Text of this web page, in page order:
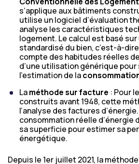
s’applique aux bâtiments
utilise un logiciel d’évaluation
analyse les caractéristiques
logement. Le calcul est basé sur
standardisé du bien, c’est-à-
compte des habitudes réelles
d’une utilisation générique
l’estimation de la
Laméthode sur facture : Pour
construits avant 1948, cette
l’analyse des factures
consommation réelle d’énergie
sa superficie pour estimer sa
énergétique.
Depuis le 1er juillet 2021, la